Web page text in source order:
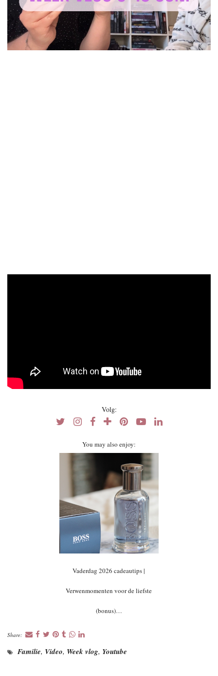
Volg:
You may also enjoy:
Vaderdag 2026 cadeautips |
Verwenmomenten voor de liefste
(bonus)…
Share:
Familie, Video, Week vlog, Youtube